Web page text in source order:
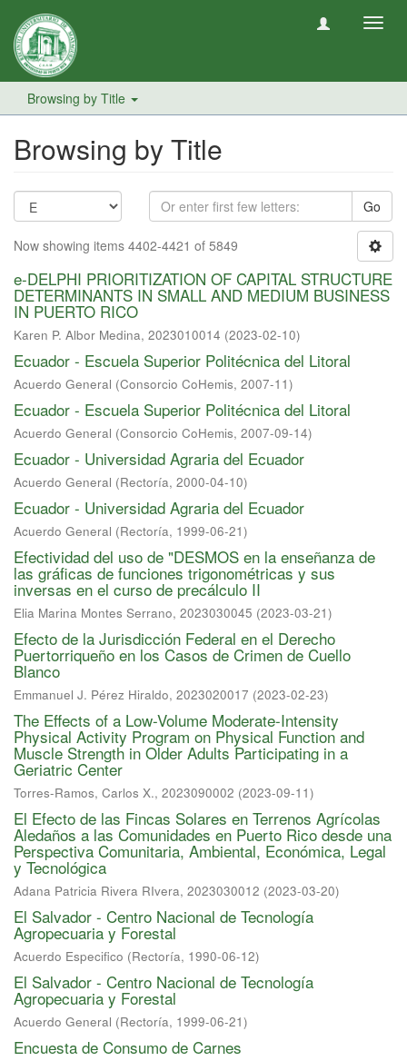
Browsing by Title
Browsing by Title
Go
Now showing items 4402-4421 of 5849
e-DELPHI PRIORITIZATION OF CAPITAL STRUCTURE
DETERMINANTS IN SMALL AND MEDIUM BUSINESS
IN PUERTO RICO
Karen P. Albor Medina, 2023010014 (2023-02-10)
Ecuador - Escuela Superior Politécnica del Litoral
Acuerdo General (Consorcio CoHemis, 2007-11)
Ecuador - Escuela Superior Politécnica del Litoral
Acuerdo General (Consorcio CoHemis, 2007-09-14)
Ecuador - Universidad Agraria del Ecuador
Acuerdo General (Rectoría, 2000-04-10)
Ecuador - Universidad Agraria del Ecuador
Acuerdo General (Rectoría, 1999-06-21)
Efectividad del uso de "DESMOS en la enseñanza de
las gráficas de funciones trigonométricas y sus
inversas en el curso de precálculo II
Elia Marina Montes Serrano, 2023030045 (2023-03-21)
Efecto de la Jurisdicción Federal en el Derecho
Puertorriqueño en los Casos de Crimen de Cuello
Blanco
Emmanuel J. Pérez Hiraldo, 2023020017 (2023-02-23)
The Effects of a Low-Volume Moderate-Intensity
Physical Activity Program on Physical Function and
Muscle Strength in Older Adults Participating in a
Geriatric Center
Torres-Ramos, Carlos X., 2023090002 (2023-09-11)
El Efecto de las Fincas Solares en Terrenos Agrícolas
Aledaños a las Comunidades en Puerto Rico desde una
Perspectiva Comunitaria, Ambiental, Económica, Legal
y Tecnológica
Adana Patricia Rivera RIvera, 2023030012 (2023-03-20)
El Salvador - Centro Nacional de Tecnología
Agropecuaria y Forestal
Acuerdo Especifico (Rectoría, 1990-06-12)
El Salvador - Centro Nacional de Tecnología
Agropecuaria y Forestal
Acuerdo General (Rectoría, 1999-06-21)
Encuesta de Consumo de Carnes